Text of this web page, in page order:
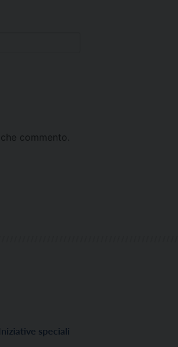
commento.
Iniziative speciali